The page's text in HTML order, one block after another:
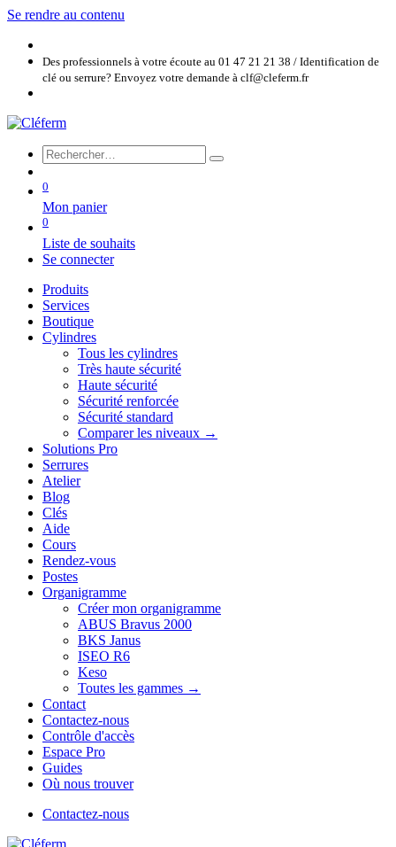
Se rendre au contenu
Des professionnels à votre écoute au 01 47 21 21 38 / Identification de
clé ou serrure? Envoyez votre demande à clf@cleferm.fr
0
Mon panier
0
Liste de souhaits
Se connecter
Produits
Services
Boutique
Cylindres
Tous les cylindres
Très haute sécurité
Haute sécurité
Sécurité renforcée
Sécurité standard
Comparer les niveaux →
Solutions Pro
Serrures
Atelier
Blog
Clés
Aide
Cours
Rendez-vous
Postes
Organigramme
Créer mon organigramme
ABUS Bravus 2000
BKS Janus
ISEO R6
Keso
Toutes les gammes →
Contact
Contactez-nous
Contrôle d'accès
Espace Pro
Guides
Où nous trouver
Contactez-nous